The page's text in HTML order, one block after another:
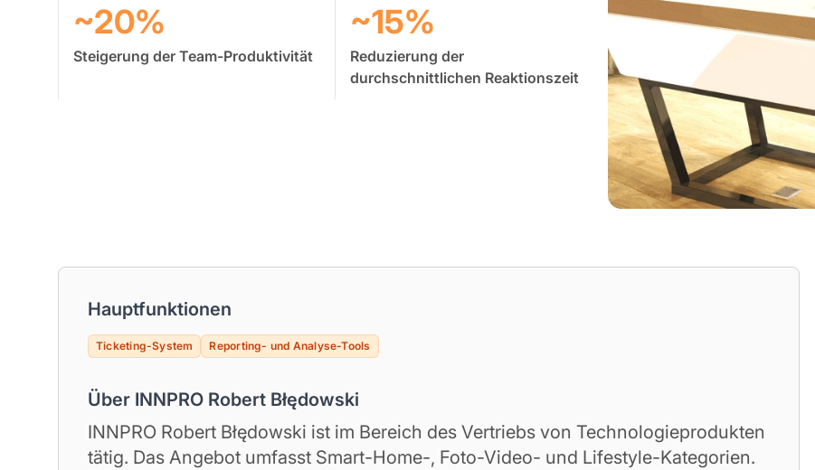
~20%
Steigerung der Team-Produktivität
~15%
Reduzierung der
durchschnittlichen Reaktionszeit
Hauptfunktionen
Ticketing-System Reporting- und Analyse-Tools
Über INNPRO Robert Błędowski
INNPRO Robert Błędowski ist im Bereich des Vertriebs von Technologieprodukten
tätig. Das Angebot umfasst Smart-Home-, Foto-Video- und Lifestyle-Kategorien.